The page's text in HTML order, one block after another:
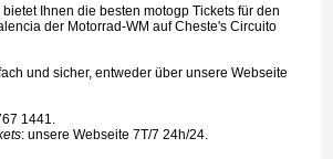
Ihnen die besten motogp Tickets für den
der Motorrad-WM auf Cheste's Circuito
und sicher, entweder über unsere Webseite
1441.
: unsere Webseite 7T/7 24h/24.